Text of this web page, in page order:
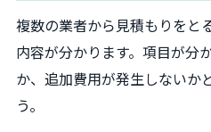
複数の業者から見積もりをと
内容が分かります。項目が分
か、追加費用が発生しないか
う。